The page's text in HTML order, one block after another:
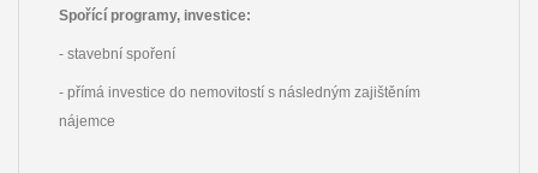
Spořící programy, investice:
- stavební spoření
- přímá investice do nemovitostí s následným zajištěním
nájemce